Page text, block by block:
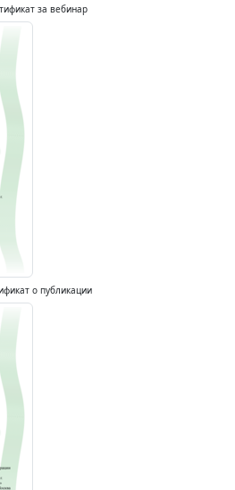
за вебинар
о публикации